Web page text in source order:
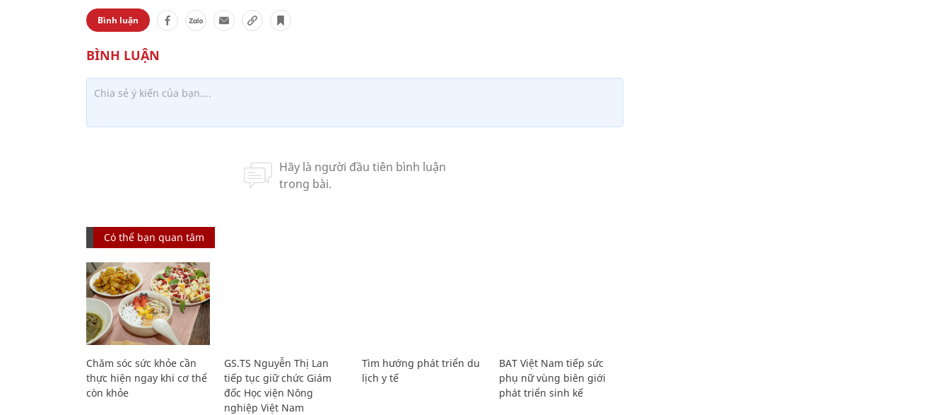
Bình luận
Có thể bạn quan tâm
Chăm sóc sức khỏe cần
thực hiện ngay khi cơ thể
còn khỏe
GS.TS Nguyễn Thị Lan
tiếp tục giữ chức Giám
đốc Học viện Nông
nghiệp Việt Nam
Tìm hướng phát triển du
lịch y tế
BAT Việt Nam tiếp sức
phụ nữ vùng biên giới
phát triển sinh kế